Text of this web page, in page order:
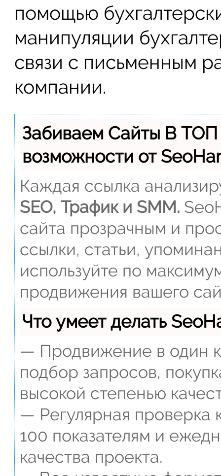
помощью
манипуляции
связи с письменным
компании.
Забиваем Сайты В
возможности от
Каждая ссылка
SEO, Трафик и SMM.
сайта прозрачным и
ссылки, статьи,
используйте по
продвижения вашего
Что умеет делать
— Продвижение в один
подбор запросов,
высокой степенью
— Регулярная проверка
100 показателям и
качества проекта.